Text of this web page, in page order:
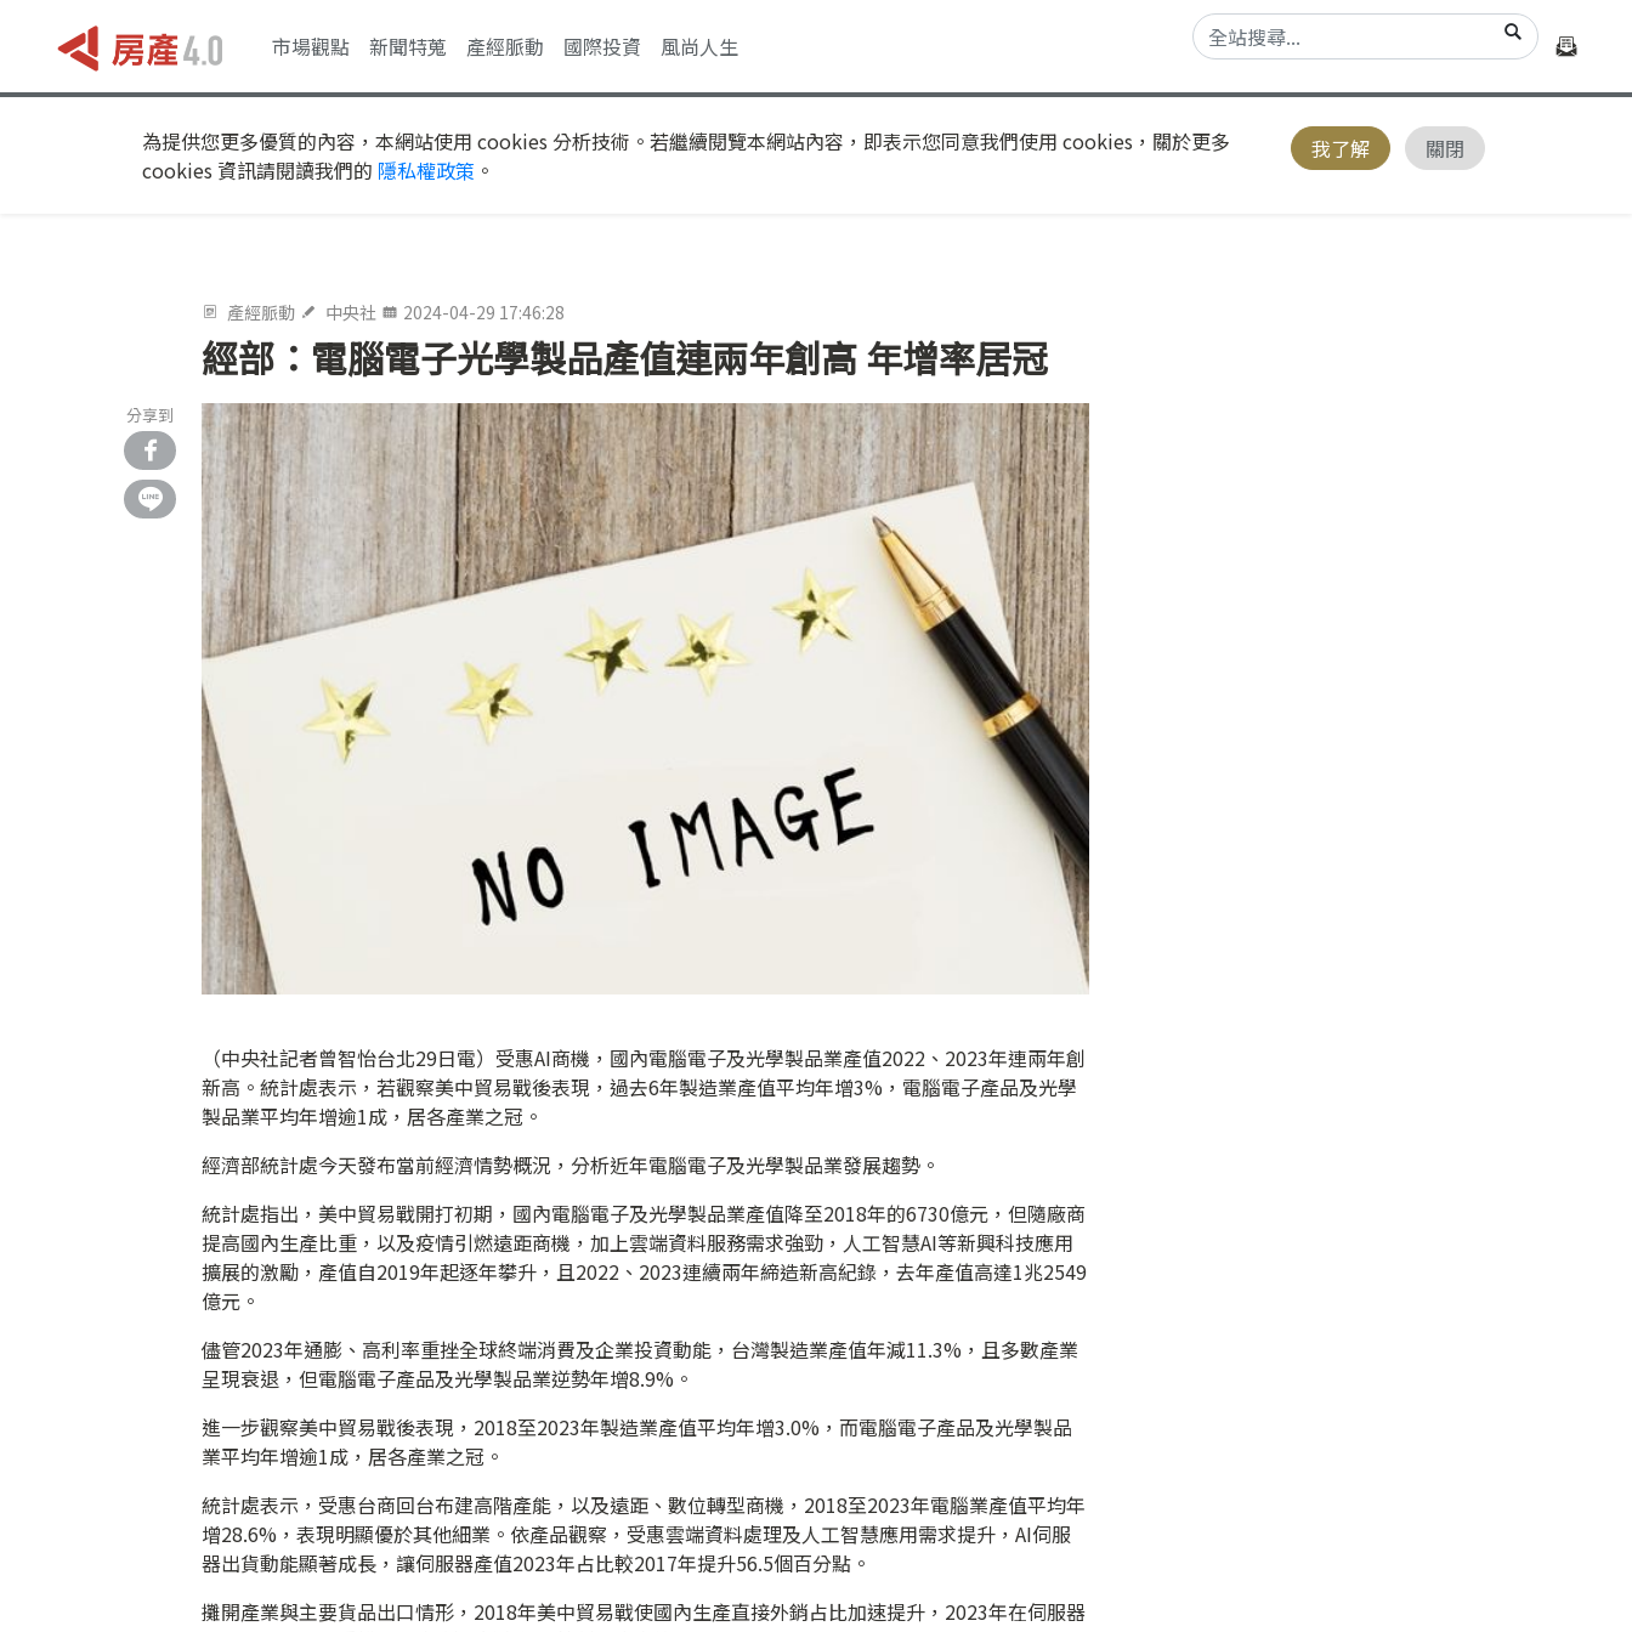
市場觀點 新聞特蒐 產經脈動 國際投資 風尚人生
為提供您更多優質的內容，本網站使用 cookies 分析技術。若繼續閱覽本網站內容，即表示您同意我們使用 cookies，關於更多
cookies 資訊請閱讀我們的 隱私權政策 。
我了解 關閉
產經脈動 中央社 2024-04-29 17:46:28
經部：電腦電子光學製品產值連兩年創高 年增率居冠
分享到
（中央社記者曾智怡台北29日電）受惠AI商機，國內電腦電子及光學製品業產值2022、2023年連兩年創
新高。統計處表示，若觀察美中貿易戰後表現，過去6年製造業產值平均年增3%，電腦電子產品及光學
製品業平均年增逾1成，居各產業之冠。
經濟部統計處今天發布當前經濟情勢概況，分析近年電腦電子及光學製品業發展趨勢。
統計處指出，美中貿易戰開打初期，國內電腦電子及光學製品業產值降至2018年的6730億元，但隨廠商
提高國內生產比重，以及疫情引燃遠距商機，加上雲端資料服務需求強勁，人工智慧AI等新興科技應用
擴展的激勵，產值自2019年起逐年攀升，且2022、2023連續兩年締造新高紀錄，去年產值高達1兆2549
億元。
儘管2023年通膨、高利率重挫全球終端消費及企業投資動能，台灣製造業產值年減11.3%，且多數產業
呈現衰退，但電腦電子產品及光學製品業逆勢年增8.9%。
進一步觀察美中貿易戰後表現，2018至2023年製造業產值平均年增3.0%，而電腦電子產品及光學製品
業平均年增逾1成，居各產業之冠。
統計處表示，受惠台商回台布建高階產能，以及遠距、數位轉型商機，2018至2023年電腦業產值平均年
增28.6%，表現明顯優於其他細業。依產品觀察，受惠雲端資料處理及人工智慧應用需求提升，AI伺服
器出貨動能顯著成長，讓伺服器產值2023年占比較2017年提升56.5個百分點。
攤開產業與主要貨品出口情形，2018年美中貿易戰使國內生產直接外銷占比加速提升，2023年在伺服器